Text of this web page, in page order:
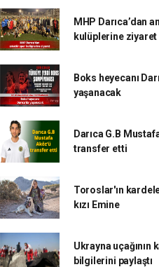
MHP Darıca’dan
kulüplerine ziyaret
Boks heyecanı
yaşanacak
Darıca G.B
transfer etti
Toroslar'ın
kızı Emine
Ukrayna uçağının
bilgilerini paylaştı